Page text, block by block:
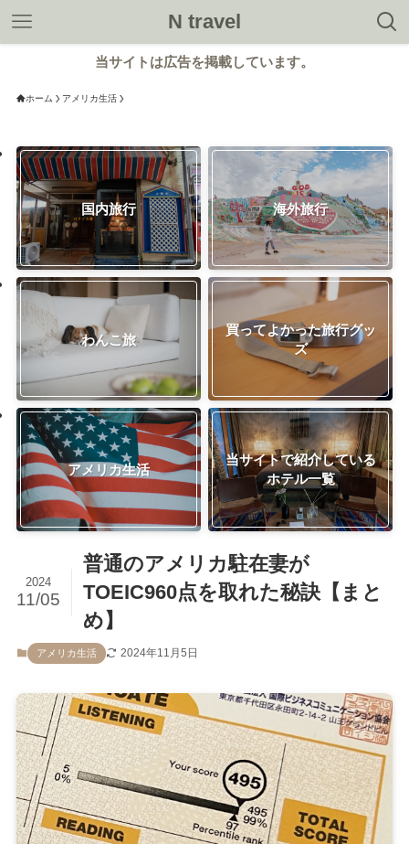
N travel
当サイトは広告を掲載しています。
ホーム アメリカ生活
国内旅行 海外旅行
わんこ旅
買ってよかった旅行グッ
ズ
アメリカ生活
当サイトで紹介している
ホテル一覧
普通のアメリカ駐在妻が
TOEIC960点を取れた秘訣【まと
め】
2024
11/05
アメリカ生活 2024年11月5日